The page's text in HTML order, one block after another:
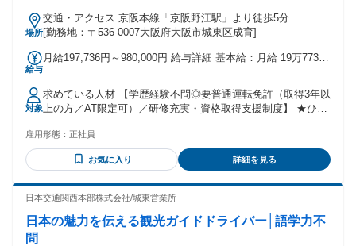
場所
交通・アクセス 京阪本線「京阪野江駅」より徒歩5分
[勤務地：〒536-0007大阪府大阪市城東区成育]
給与
月給197,736円～980,000円 給与詳細 基本給：月給 19万7736
払われる通勤・皆勤・家族手当金額：なし 全員に一律で支払
われるその他手当金額：なし ※乗務開始～6ヶ月 ▼乗務開始
から6ヶ月保証給を支給 （規定有）月給35万円 ※総額が保証
金額を上回る歩合は上乗せ ※研修期間は日給1万円（10～25
数就業での月給にて掲載 【手当】 ・残業手当 ・深夜手当 ・
服務手当 ・社員紹介手当 ・慶弔見舞金 ☆★「社会保険料」
と「税金」以外の給与控除はありません★☆ 保証給で社員の
安定もバックアップ ！ 当グループでは、「車両使用料・無線
使用料・クレジット手数料」等の給料控除を100%撤廃してい
ます。 そのため、日々の稼ぎがダイレクトに給与に反映され
対象
求めている人材 【学歴経験不問◎要普通運転免許（取得3年以
上の方／AT限定可）／研修充実・資格取得支援制度】 ★ひと
い ・安定した企業でキャリアを築いていきたい ・語学力（英
語、韓国語、中国語など）を活かしたい ・将来年金だけでは
不安。長く働ける仕事を探している ・社会貢献性の高い仕事
（定年のため））
雇用形態： 正社員
お気に入り 詳細を見る
日本交通関西本部株式会社/城東営業所
日本の魅力を伝える観光ガイドドライバー│語学力不
問